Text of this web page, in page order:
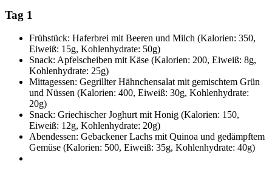
Tag 1
Frühstück: Haferbrei mit Beeren und Milch (Kalorien: 350,
Eiweiß: 15g, Kohlenhydrate: 50g)
Snack: Apfelscheiben mit Käse (Kalorien: 200, Eiweiß: 8g,
Kohlenhydrate: 25g)
Mittagessen: Gegrillter Hähnchensalat mit gemischtem Grün
und Nüssen (Kalorien: 400, Eiweiß: 30g, Kohlenhydrate:
20g)
Snack: Griechischer Joghurt mit Honig (Kalorien: 150,
Eiweiß: 12g, Kohlenhydrate: 20g)
Abendessen: Gebackener Lachs mit Quinoa und gedämpftem
Gemüse (Kalorien: 500, Eiweiß: 35g, Kohlenhydrate: 40g)